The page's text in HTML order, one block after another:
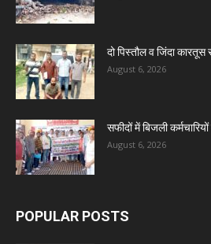
दो पिस्तौल व जिंदा कारतूस
August 6, 2026
सफीदों में बिजली
August 6, 2026
POPULAR POSTS